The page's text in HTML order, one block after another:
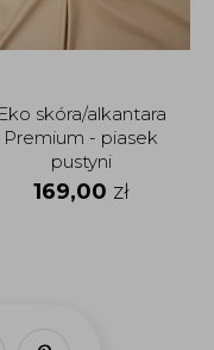
Eko skóra/alkantara
Premium - piasek
pustyni
169,00 zł